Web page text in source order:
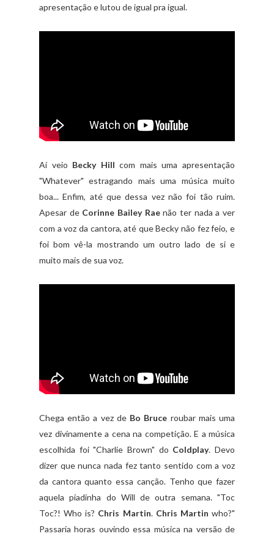
apresentação e lutou de igual pra igual.
Aí veio Becky Hill com mais uma apresentação
"Whatever" estragando mais uma música muito
boa... Enfim, até que dessa vez não foi tão ruim.
Apesar de Corinne Bailey Raenão ter nada a ver
com a voz da cantora, até que Becky não fez feio, e
foi bom vê-la mostrando um outro lado de si e
muito mais de sua voz.
Chega então a vez de Bo Bruce roubar mais uma
vez divinamente a cena na competição. E a música
escolhida foi "Charlie Brown" do Coldplay. Devo
dizer que nunca nada fez tanto sentido com a voz
da cantora quanto essa canção. Tenho que fazer
aquela piadinha do Will de outra semana. "Toc
Toc?! Who is? Chris Martin. Chris Martin who?"
Passaria horas ouvindo essa música na versão de